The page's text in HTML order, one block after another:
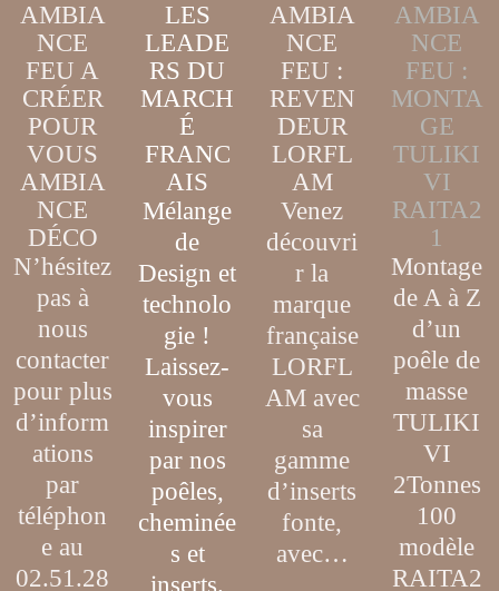
AMBIA
NCE
FEU A
CRÉER
POUR
VOUS
AMBIA
NCE
DÉCO
N’hésitez
pas à
nous
contacter
pour plus
d’inform
ations
par
téléphon
e au
02.51.28
LES
LEADE
RS DU
MARCH
É
FRANC
AIS
Mélange
de
Design et
technolo
gie !
Laissez-
vous
inspirer
par nos
poêles,
cheminée
s et
inserts.
AMBIA
NCE
FEU :
REVEN
DEUR
LORFL
AM
Venez
découvri
r la
marque
française
LORFL
AM avec
sa
gamme
d’inserts
fonte,
avec…
AMBIA
NCE
FEU :
MONTA
GE
TULIKI
VI
RAITA2
1
Montage
de A à Z
d’un
poêle de
masse
TULIKI
VI
2Tonnes
100
modèle
RAITA2